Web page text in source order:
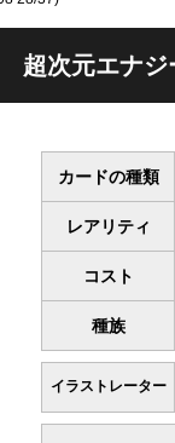
超次元エナ
カードの種類
レアリティ
コスト
種族
イラストレーター